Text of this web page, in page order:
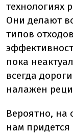
технологиях
Они делают
типов
пока
всегда
налажен
Вероятно, на
нам придется